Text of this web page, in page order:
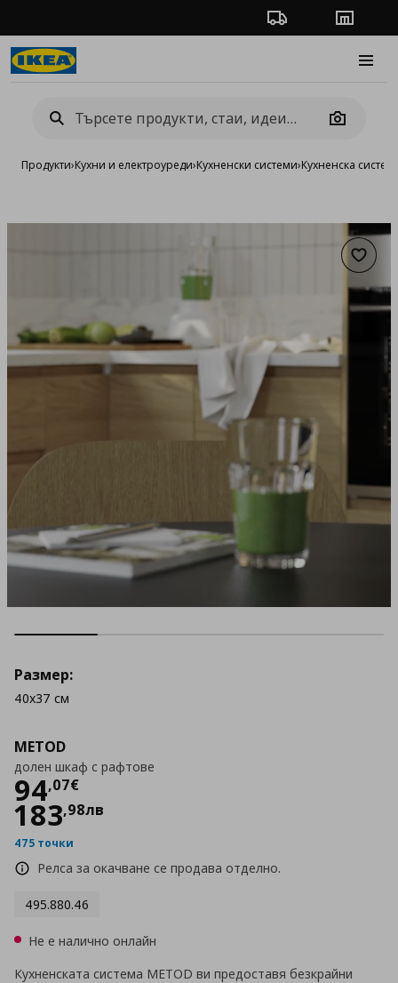
Проследяване на
Camera
Продукти›Кухни и електроуреди›Кухненски системи›Кухненска
METOD
долен шкаф с рафтове
94,07€
Цена
183,98лв
475 точки
Релса за окачване се продава отделно.
495.880.46
Размер:
40x37 см
Не е налично онлайн
Кухненската система METOD ви предоставя безкрайни